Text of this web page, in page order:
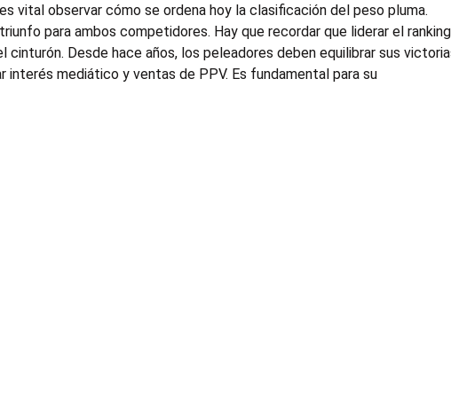
vital observar cómo se ordena hoy la clasificación del peso pluma.
para ambos competidores. Hay que recordar que liderar el ranking
cinturón. Desde hace años, los peleadores deben equilibrar sus
interés mediático y ventas de PPV. Es fundamental para su